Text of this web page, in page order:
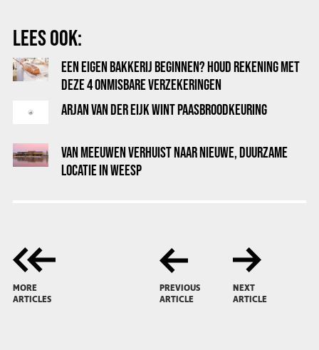
LEES OOK:
EEN EIGEN BAKKERIJ BEGINNEN? HOUD REKENING MET
DEZE 4 ONMISBARE VERZEKERINGEN
ARJAN VAN DER EIJK WINT PAASBROODKEURING
VAN MEEUWEN VERHUIST NAAR NIEUWE, DUURZAME
LOCATIE IN WEESP
MORE
ARTICLES
PREVIOUS
ARTICLE
NEXT
ARTICLE